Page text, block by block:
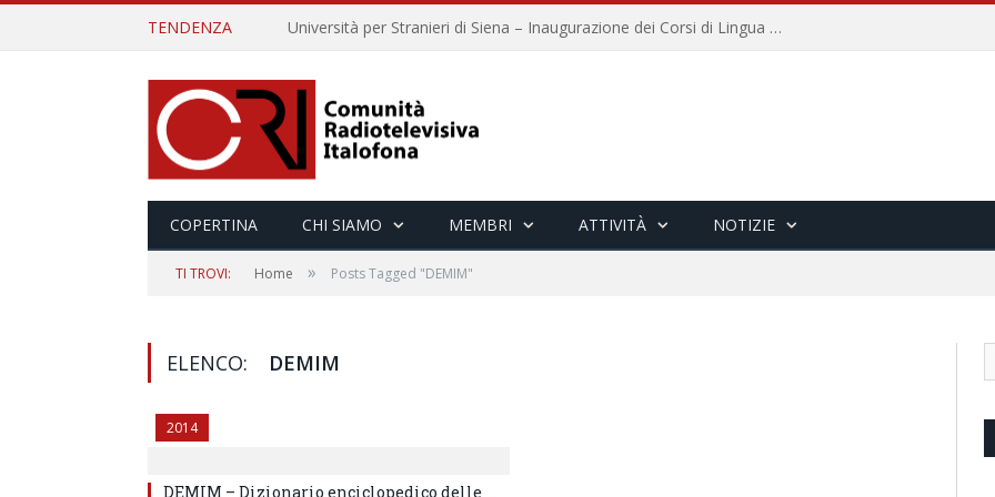
TENDENZA Università per Stranieri di Siena – Inaugurazione dei Corsi di Lingua e Cultura Italiana, 109a annata
COPERTINA CHI SIAMO MEMBRI ATTIVITÀ NOTIZIE
TI TROVI: Home » Posts Tagged "DEMIM"
ELENCO: DEMIM
2014
DEMIM – Dizionario enciclopedico delle